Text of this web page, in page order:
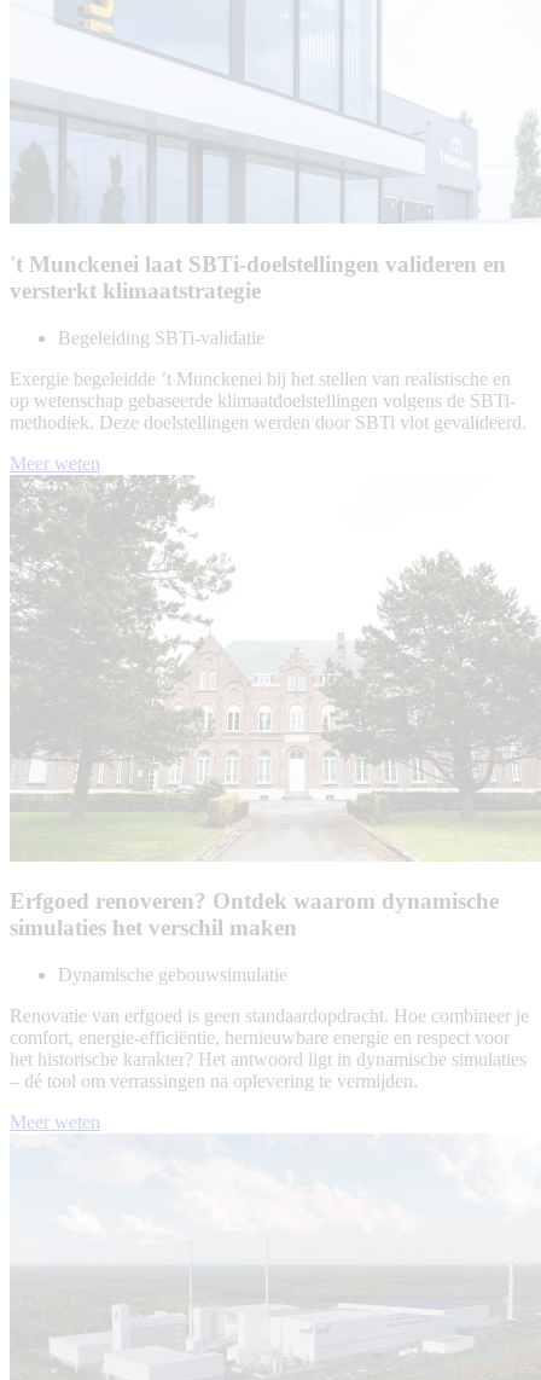
't Munckenei laat SBTi-doelstellingen valideren en
versterkt klimaatstrategie
Begeleiding SBTi-validatie
Exergie begeleidde ’t Munckenei bij het stellen van realistische en
op wetenschap gebaseerde klimaatdoelstellingen volgens de SBTi-
methodiek. Deze doelstellingen werden door SBTi vlot gevalideerd.
Meer weten
Erfgoed renoveren? Ontdek waarom dynamische
simulaties het verschil maken
Dynamische gebouwsimulatie
Renovatie van erfgoed is geen standaardopdracht. Hoe combineer je
comfort, energie-efficiëntie, hernieuwbare energie en respect voor
het historische karakter? Het antwoord ligt in dynamische simulaties
– dé tool om verrassingen na oplevering te vermijden.
Meer weten